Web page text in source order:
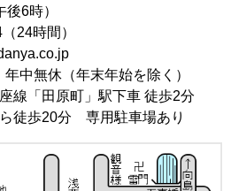
後6時）
24時間）
年中無休（年末年始を除く）
線「田原町」駅下車 徒歩2分
ら徒歩20分 専用駐車場あり